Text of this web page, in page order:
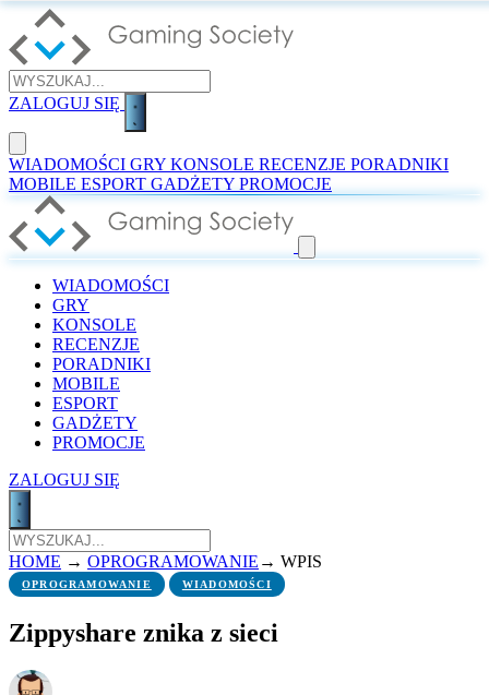
ZALOGUJ SIĘ
WIADOMOŚCI GRY KONSOLE RECENZJE PORADNIKI
MOBILE ESPORT GADŻETY PROMOCJE
WIADOMOŚCI
GRY
KONSOLE
RECENZJE
PORADNIKI
MOBILE
ESPORT
GADŻETY
PROMOCJE
ZALOGUJ SIĘ
HOME → OPROGRAMOWANIE → WPIS
OPROGRAMOWANIE WIADOMOŚCI
Zippyshare znika z sieci